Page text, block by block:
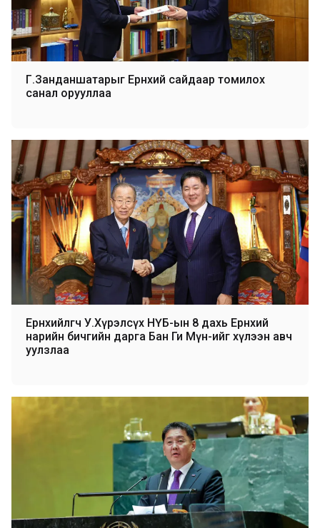
Г.Занданшатарыг Ерөнхий сайдаар томилох
санал орууллаа
Ерөнхийлөгч У.Хүрэлсүх НҮБ-ын 8 дахь Ерөнхий
нарийн бичгийн дарга Бан Ги Мүн-ийг хүлээн авч
уулзлаа